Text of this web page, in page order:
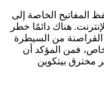
المفاتيح الخاصة إلى
هناك دائمًا خطر
من السيطرة
فمن المؤكد أن